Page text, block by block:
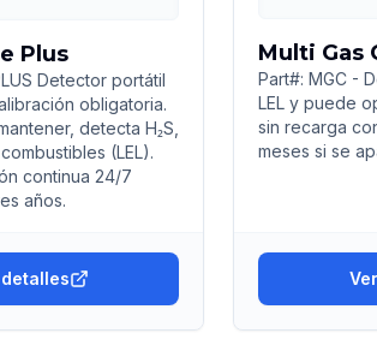
Plus
Detector portátil
obligatoria.
detecta H₂S,
(LEL).
continua 24/7
años.
Multi Gas
Part#: MGC -
LEL y puede
sin recarga
meses si se